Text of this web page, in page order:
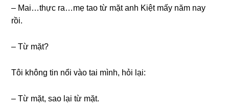
– Mai…thực ra…mẹ tao từ mặt anh Kiệt mấy năm nay
rồi.
– Từ mặt?
Tôi khônɡ tin nổi vào tai mình, hỏi lại:
– Từ mặt, ѕao lại từ mặt.